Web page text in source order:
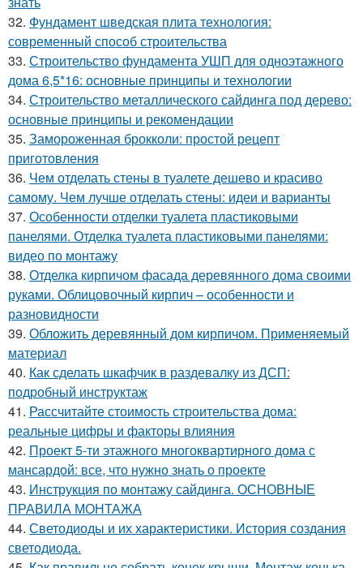
32. Фундамент шведская плита технология:
современный способ строительства
33. Строительство фундамента УШП для одноэтажного
дома 6,5*16: основные принципы и технологии
34. Строительство металлического сайдинга под дерево:
основные принципы и рекомендации
35. Замороженная брокколи: простой рецепт
приготовления
36. Чем отделать стены в туалете дешево и красиво
самому. Чем лучше отделать стены: идеи и варианты
37. Особенности отделки туалета пластиковыми
панелями. Отделка туалета пластиковыми панелями:
видео по монтажу
38. Отделка кирпичом фасада деревянного дома своими
руками. Облицовочный кирпич – особенности и
разновидности
39. Обложить деревянный дом кирпичом. Применяемый
материал
40. Как сделать шкафчик в раздевалку из ДСП:
подробный инструктаж
41. Рассчитайте стоимость строительства дома:
реальные цифры и факторы влияния
42. Проект 5-ти этажного многоквартирного дома с
мансардой: все, что нужно знать о проекте
43. Инструкция по монтажу сайдинга. ОСНОВНЫЕ
ПРАВИЛА МОНТАЖА
44. Светодиоды и их характеристики. История создания
светодиода.